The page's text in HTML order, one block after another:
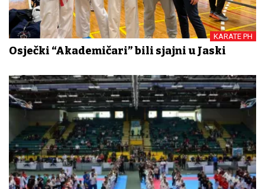
KARATE PH
Osječki “Akademičari” bili sjajni u Jaski